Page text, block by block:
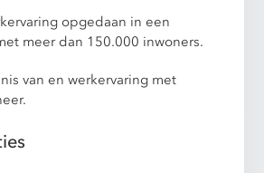
opgedaan in een
meer dan 150.000 inwoners.
van en werkervaring met